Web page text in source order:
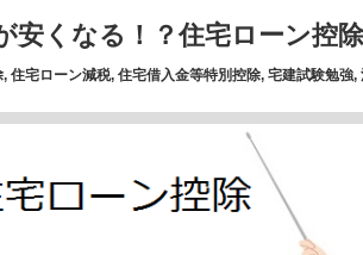
安くなる！？住宅ローン控
, 住宅ローン減税, 住宅借入金等特別控除, 宅建試験勉強,